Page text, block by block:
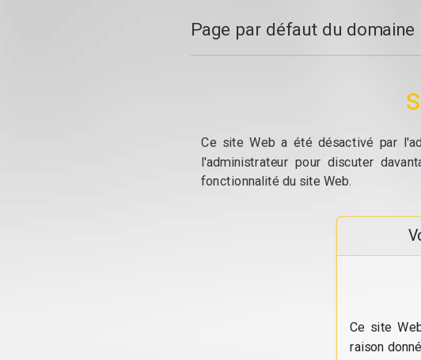
Page par défaut du domaine
Ce site Web a été désactivé par
l'administrateur pour discuter
fonctionnalité du site Web.
Ce site
raison